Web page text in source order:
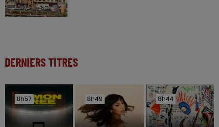
DERNIERS TITRES
8h57
8h57 8h49
8h49 8h44
8h44